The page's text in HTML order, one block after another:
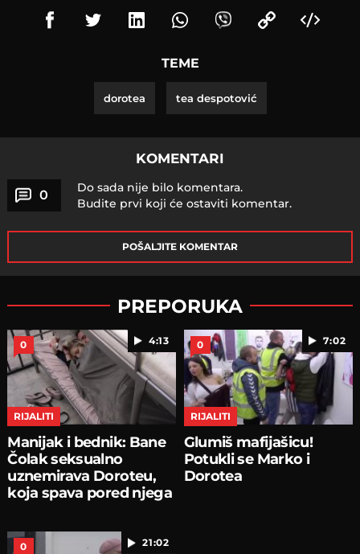
TEME
dorotea tea despotović
KOMENTARI
0
Do sada nije bilo komentara.
Budite prvi koji će ostaviti komentar.
POŠALJITE KOMENTAR
PREPORUKA
4:13
0
RIJALITI
Manijak i bednik: Bane
Čolak seksualno
uznemirava Doroteu,
koja spava pored njega
7:02
0
RIJALITI
Glumiš mafijašicu!
Potukli se Marko i
Dorotea
21:02
0